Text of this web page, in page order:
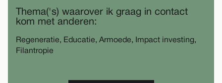
Thema('s) waarover ik graag in contact
kom met anderen:
Regeneratie, Educatie, Armoede, Impact investing,
Filantropie